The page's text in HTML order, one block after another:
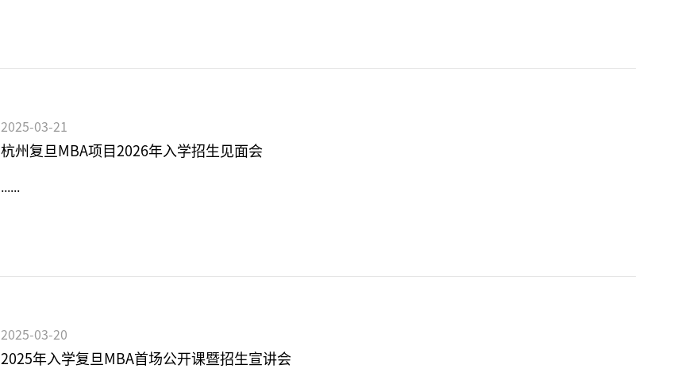
2025-03-21
杭州复旦MBA项目2026年入学招生见面会
......
2025-03-20
2025年入学复旦MBA首场公开课暨招生宣讲会